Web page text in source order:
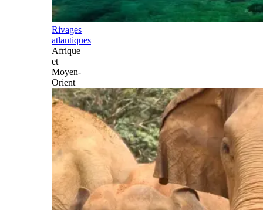
Rivages
atlantiques
Afrique
et
Moyen-
Orient